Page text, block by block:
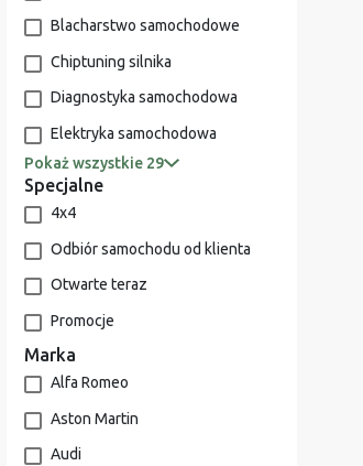
Blacharstwo samochodowe
Chiptuning silnika
Diagnostyka samochodowa
Elektryka samochodowa
Pokaż wszystkie 29
Specjalne
4x4
Odbiór samochodu od klienta
Otwarte teraz
Promocje
Marka
Alfa Romeo
Aston Martin
Audi